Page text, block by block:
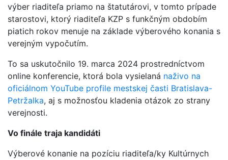
výber riaditeľa priamo na štatutárovi, v tomto prípade
starostovi, ktorý riaditeľa KZP s funkčným obdobím
piatich rokov menuje na základe výberového konania s
verejným vypočutím.
To sa uskutočnilo 19. marca 2024 prostredníctvom
online konferencie, ktorá bola vysielaná naživo na
oficiálnom YouTube profile mestskej časti Bratislava-
Petržalka, aj s možnosťou kladenia otázok zo strany
verejnosti.
Vo finále traja kandidáti
Výberové konanie na pozíciu riaditeľa/ky Kultúrnych